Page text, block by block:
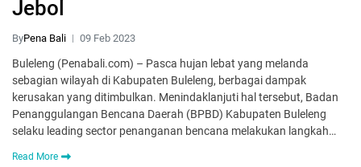
Jebol
ByPena Bali 09 Feb 2023
Buleleng (Penabali.com) – Pasca hujan lebat yang melanda
sebagian wilayah di Kabupaten Buleleng, berbagai dampak
kerusakan yang ditimbulkan. Menindaklanjuti hal tersebut, Badan
Penanggulangan Bencana Daerah (BPBD) Kabupaten Buleleng
selaku leading sector penanganan bencana melakukan langkah…
Read More